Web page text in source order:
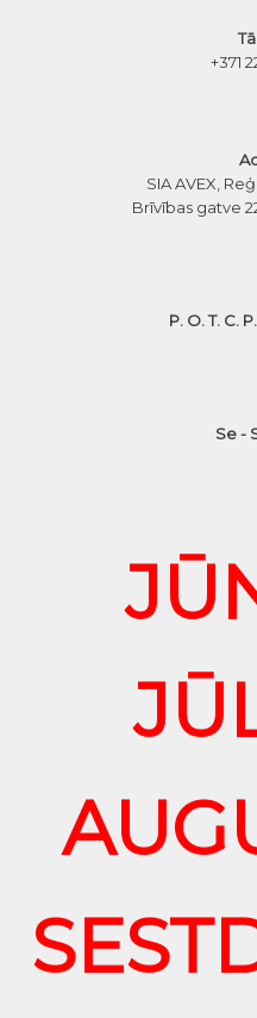
+371
SIA AVEX,
Brīvības gatve
P. O. T. C.
Se -